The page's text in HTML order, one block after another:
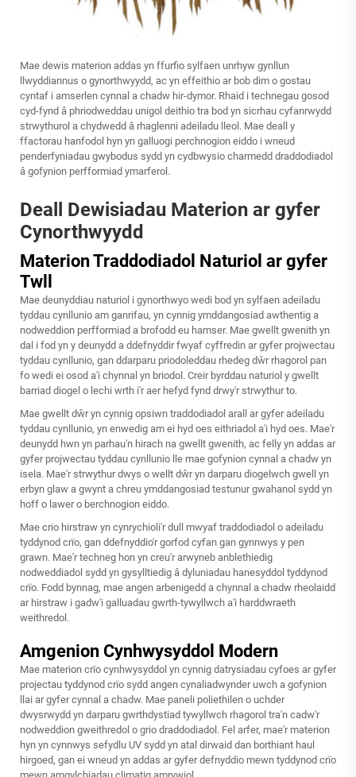
Mae dewis materion addas yn ffurfio sylfaen unrhyw gynllun
llwyddiannus o gynorthwyydd, ac yn effeithio ar bob dim o gostau
cyntaf i amserlen cynnal a chadw hir-dymor. Rhaid i technegau gosod
cyd-fynd â phriodweddau unigol deithio tra bod yn sicrhau cyfanrwydd
strwythurol a chydwedd â rhaglenni adeiladu lleol. Mae deall y
ffactorau hanfodol hyn yn galluogi perchnogion eiddo i wneud
penderfyniadau gwybodus sydd yn cydbwysio charmedd draddodiadol
â gofynion perfformiad ymarferol.
Deall Dewisiadau Materion ar gyfer
Cynorthwyydd
Materion Traddodiadol Naturiol ar gyfer
Twll
Mae deunyddiau naturiol i gynorthwyo wedi bod yn sylfaen adeiladu
tyddau cynllunio am ganrifau, yn cynnig ymddangosiad awthentig a
nodweddion perfformiad a brofodd eu hamser. Mae gwellt gwenith yn
dal i fod yn y deunydd a ddefnyddir fwyaf cyffredin ar gyfer projwectau
tyddau cynllunio, gan ddarparu priodoleddau rhedeg dŵr rhagorol pan
fo wedi ei osod a'i chynnal yn briodol. Creir byrddau naturiol y gwellt
barriad diogel o lechi wrth i'r aer hefyd fynd drwy'r strwythur to.
Mae gwellt dŵr yn cynnig opsiwn traddodiadol arall ar gyfer adeiladu
tyddau cynllunio, yn enwedig am ei hyd oes eithriadol a'i hyd oes. Mae'r
deunydd hwn yn parhau'n hirach na gwellt gwenith, ac felly yn addas ar
gyfer projwectau tyddau cynllunio lle mae gofynion cynnal a chadw yn
isela. Mae'r strwythur dwys o wellt dŵr yn darparu diogelwch gwell yn
erbyn glaw a gwynt a chreu ymddangosiad testunur gwahanol sydd yn
hoff o lawer o berchnogion eiddo.
Mae crio hirstraw yn cynrychioli'r dull mwyaf traddodiadol o adeiladu
tyddynod crïo, gan ddefnyddio'r gorfod cyfan gan gynnwys y pen
grawn. Mae'r techneg hon yn creu'r arwyneb anblethiedig
nodweddiadol sydd yn gysylltiedig â dyluniadau hanesyddol tyddynod
crïo. Fodd bynnag, mae angen arbenigedd a chynnal a chadw rheolaidd
ar hirstraw i gadw'i galluadau gwrth-tywyllwch a'i harddwraeth
weithredol.
Amgenion Cynhwysyddol Modern
Mae materion crïo cynhwysyddol yn cynnig datrysiadau cyfoes ar gyfer
projectau tyddynod crïo sydd angen cynaliadwynder uwch a gofynion
llai ar gyfer cynnal a chadw. Mae paneli poliethilen o uchder
dwysrwydd yn darparu gwrthdystiad tywyllwch rhagorol tra'n cadw'r
nodweddion gweithredol o grio draddodiadol. Fel arfer, mae'r materion
hyn yn cynnwys sefydlu UV sydd yn atal dirwaid dan borthiant haul
hirgoed, gan ei wneud yn addas ar gyfer defnyddio mewn tyddynod crïo